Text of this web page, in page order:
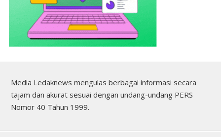
Media Ledaknews mengulas berbagai informasi secara
tajam dan akurat sesuai dengan undang-undang PERS
Nomor 40 Tahun 1999.